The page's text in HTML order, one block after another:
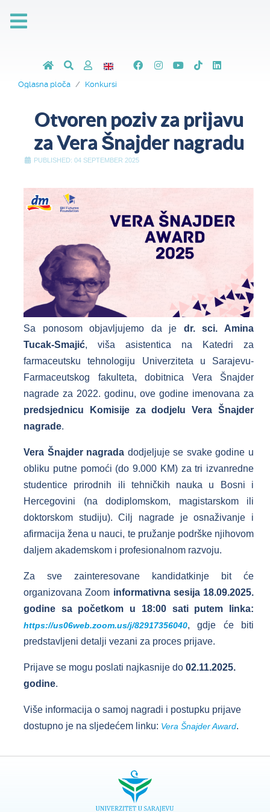
Oglasna ploča Konkursi
Otvoren poziv za prijavu
za Vera Šnajder nagradu
PUBLISHED: 04 SEPTEMBER 2025
Sa ponosom objavljujemo da je dr. sci. Amina
Tucak-Smajić, viša asistentica na Katedri za
farmaceutsku tehnologiju Univerziteta u Sarajevu-
Farmaceutskog fakulteta, dobitnica Vera Šnajder
nagrade za 2022. godinu, ove godine imenovana za
predsjednicu Komisije za dodjelu Vera Šnajder
nagrade.
Vera Šnajder nagrada dodjeljuje se svake godine u
obliku putne pomoći (do 9.000 KM) za tri izvanredne
studentice prirodnih ili tehničkih nauka u Bosni i
Hercegovini (na dodiplomskom, magistarskom ili
doktorskom studiju). Cilj nagrade je osnaživanje i
afirmacija žena u nauci, te pružanje podrške njihovom
daljem akademskom i profesionalnom razvoju.
Za sve zainteresovane kandidatkinje bit će
organizovana Zoom informativna sesija 18.09.2025.
godine sa početkom u 18:00 sati putem linka:
https://us06web.zoom.us/j/82917356040, gdje će biti
predstavljeni detalji vezani za proces prijave.
Prijave se mogu poslati najkasnije do 02.11.2025.
godine.
Više informacija o samoj nagradi i postupku prijave
dostupno je na sljedećem linku: Vera Šnajder Award.